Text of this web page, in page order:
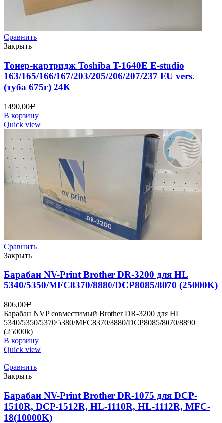
Сравнить
Закрыть
Тонер-картридж Toshiba T-1640E E-studio
163/165/166/167/203/205/206/207/237 EU vers.
(туба 675г) 24К
1490,00Р
В корзину
Quick view
Сравнить
Закрыть
Барабан NV-Print Brother DR-3200 для HL
5340/5350/MFC8370/8880/DCP8085/8070 (25000K)
806,00Р
Барабан NVP совместимый Brother DR-3200 для HL
5340/5350/5370/5380/MFC8370/8880/DCP8085/8070/8890
(25000k)
В корзину
Quick view
Сравнить
Закрыть
Барабан NV-Print Brother DR-1075 для DCP-
1510R, DCP-1512R, HL-1110R, HL-1112R, MFC-
18(10000K)